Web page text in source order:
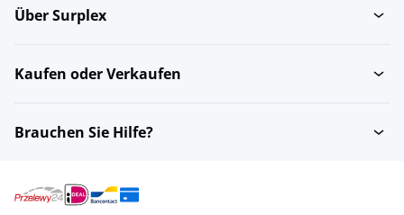
Über Surplex
Kaufen oder Verkaufen
Brauchen Sie Hilfe?